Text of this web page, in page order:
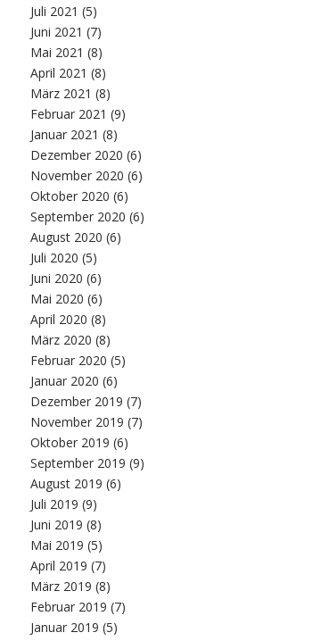
Juli 2021 (5)
Juni 2021 (7)
Mai 2021 (8)
April 2021 (8)
März 2021 (8)
Februar 2021 (9)
Januar 2021 (8)
Dezember 2020 (6)
November 2020 (6)
Oktober 2020 (6)
September 2020 (6)
August 2020 (6)
Juli 2020 (5)
Juni 2020 (6)
Mai 2020 (6)
April 2020 (8)
März 2020 (8)
Februar 2020 (5)
Januar 2020 (6)
Dezember 2019 (7)
November 2019 (7)
Oktober 2019 (6)
September 2019 (9)
August 2019 (6)
Juli 2019 (9)
Juni 2019 (8)
Mai 2019 (5)
April 2019 (7)
März 2019 (8)
Februar 2019 (7)
Januar 2019 (5)